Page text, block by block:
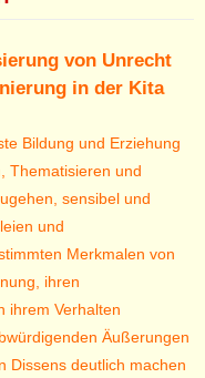
von Unrecht
in der Kita
Bildung und Erziehung
Thematisieren und
sensibel und
und
Merkmalen von
ihren
ihrem Verhalten
Äußerungen
Dissens deutlich machen